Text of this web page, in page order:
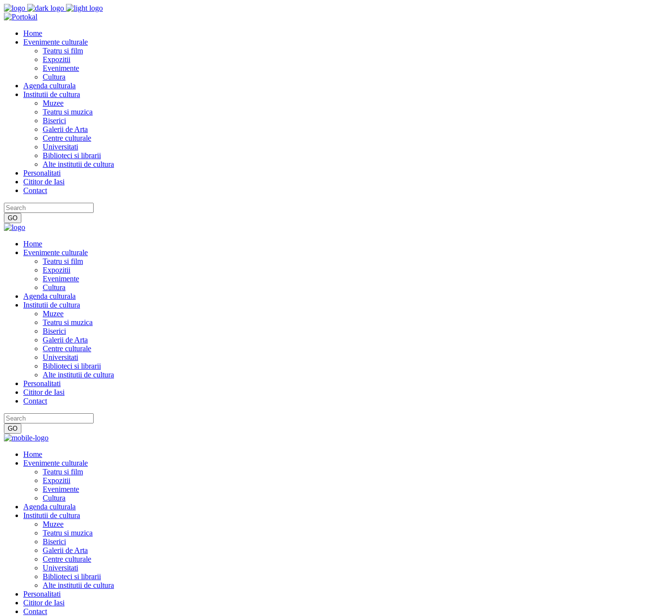
Home
Evenimente culturale
Teatru si film
Expozitii
Evenimente
Cultura
Agenda culturala
Institutii de cultura
Muzee
Teatru si muzica
Biserici
Galerii de Arta
Centre culturale
Universitati
Biblioteci si librarii
Alte institutii de cultura
Personalitati
Cititor de Iasi
Contact
Home
Evenimente culturale
Teatru si film
Expozitii
Evenimente
Cultura
Agenda culturala
Institutii de cultura
Muzee
Teatru si muzica
Biserici
Galerii de Arta
Centre culturale
Universitati
Biblioteci si librarii
Alte institutii de cultura
Personalitati
Cititor de Iasi
Contact
Home
Evenimente culturale
Teatru si film
Expozitii
Evenimente
Cultura
Agenda culturala
Institutii de cultura
Muzee
Teatru si muzica
Biserici
Galerii de Arta
Centre culturale
Universitati
Biblioteci si librarii
Alte institutii de cultura
Personalitati
Cititor de Iasi
Contact